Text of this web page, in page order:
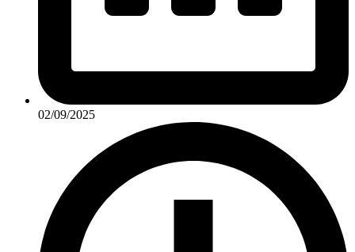
02/09/2025